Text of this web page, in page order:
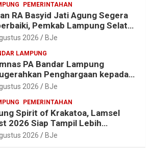
PEMERINTAHAN
RA Basyid Jati Agung Segera
Pemkab Lampung Selatan
Rp1,13 Miliar
2026 BJe
LAMPUNG
PA Bandar Lampung
Penghargaan kepada
Pol. Alfret Jacob Tilukay
2026 BJe
PEMERINTAHAN
Spirit of Krakatoa, Lamsel
2026 Siap Tampil Lebih
dengan Empat Event
2026 BJe